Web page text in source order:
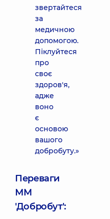
звертайтеся
за
медичною
допомогою.
Піклуйтеся
про
своє
здоров'я,
адже
воно
є
основою
вашого
добробуту.»
Переваги
ММ
'Добробут':